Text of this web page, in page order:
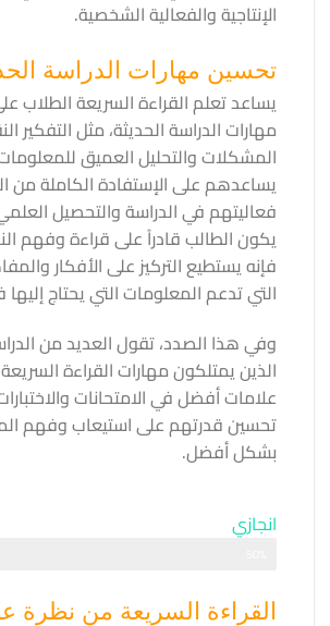
الإنتاجية والفعالية الشخصية.
تحسين مهارات الدراسة
يساعد تعلم القراءة السريعة الطلاب
مهارات الدراسة الحديثة، مثل التفكير
المشكلات والتحليل العميق
يساعدهم على الإستفادة الكاملة من
فعاليتهم في الدراسة والتحصيل
يكون الطالب قادراً على قراءة وفهم
فإنه يستطيع التركيز على الأفكار
التي تدعم المعلومات التي يحتاج إليها
وفي هذا الصدد، تقول العديد من
الذين يمتلكون مهارات القراءة
علامات أفضل في الامتحانات
تحسين قدرتهم على استيعاب وفهم
بشكل أفضل.
انجازي
القراءة السريعة من نظرة